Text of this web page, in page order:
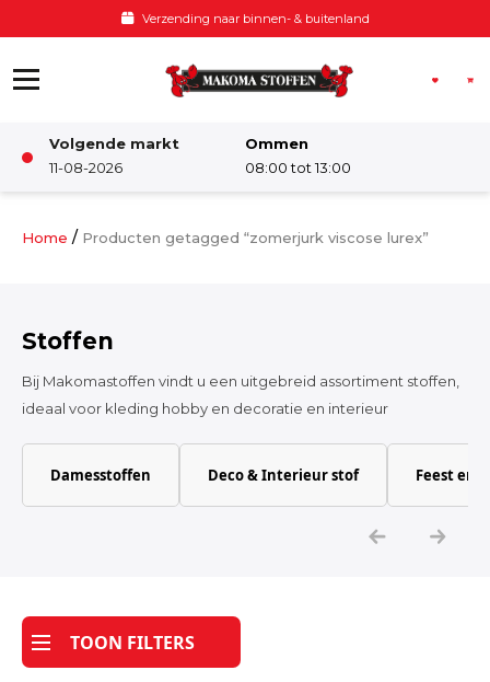
Verzending naar binnen- & buitenland
Volgende markt
11-08-2026
Ommen
08:00 tot 13:00
Damesstoffen
Katoen
Tijdpakker stof
Home / Producten getagged “zomerjurk viscose lurex”
Stoffen
Bij Makomastoffen vindt u een uitgebreid assortiment stoffen,
ideaal voor kleding hobby en decoratie en interieur
Damesstoffen Deco & Interieur stof Feest en
TOON FILTERS